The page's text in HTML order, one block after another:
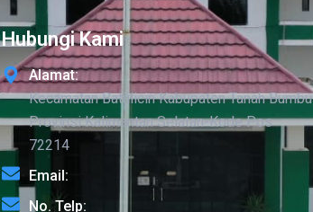
Hubungi Kami
Alamat:
Kecamatan Batulicin Kabupaten Tanah Bumbu
Provinsi Kalimantan Selatan-Kode Pos
72214
Email:
No. Telp: